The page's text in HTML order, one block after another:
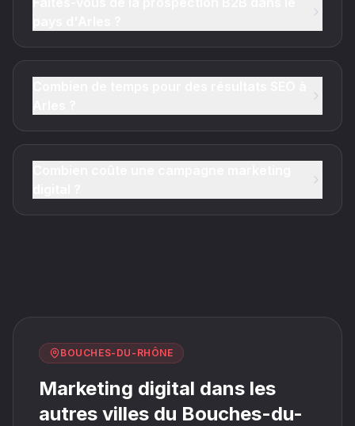
BOUCHES-DU-RHÔNE
Marketing digital dans les
autres villes du Bouches-du-